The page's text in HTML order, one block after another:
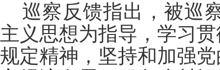
巡察反馈指出，被巡
主义思想为指导，学习
规定精神，坚持和加强